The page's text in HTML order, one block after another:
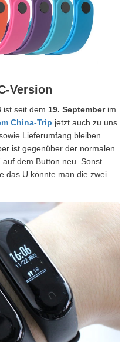
Version
ist seit dem 19. Septemberim
China-Trip jetzt auch zu uns
Lieferumfang bleiben
ist gegenüber der normalen
auf dem Button neu. Sonst
das U könnte man die zwei